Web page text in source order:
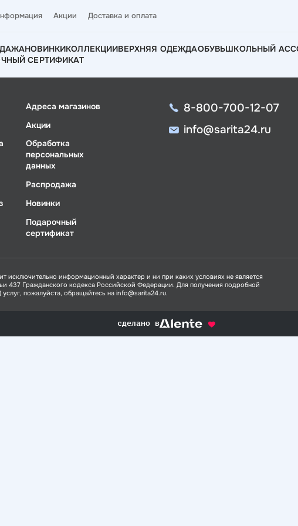
Акции Доставка и оплата
НОВИНКИКОЛЛЕКЦИИВЕРХНЯЯ ОДЕЖДАОБУВЬШКОЛЬНЫЙ
СЕРТИФИКАТ
Адреса магазинов
Акции
Обработка
персональных
данных
Распродажа
Новинки
Подарочный
сертификат
8-800-700-12-07
info@sarita24.ru
исключительно информационный характер и ни при каких условиях не является
437 Гражданского кодекса Российской Федерации. Для получения подробной
пожалуйста, обращайтесь на info@sarita24.ru.
сделано в alente